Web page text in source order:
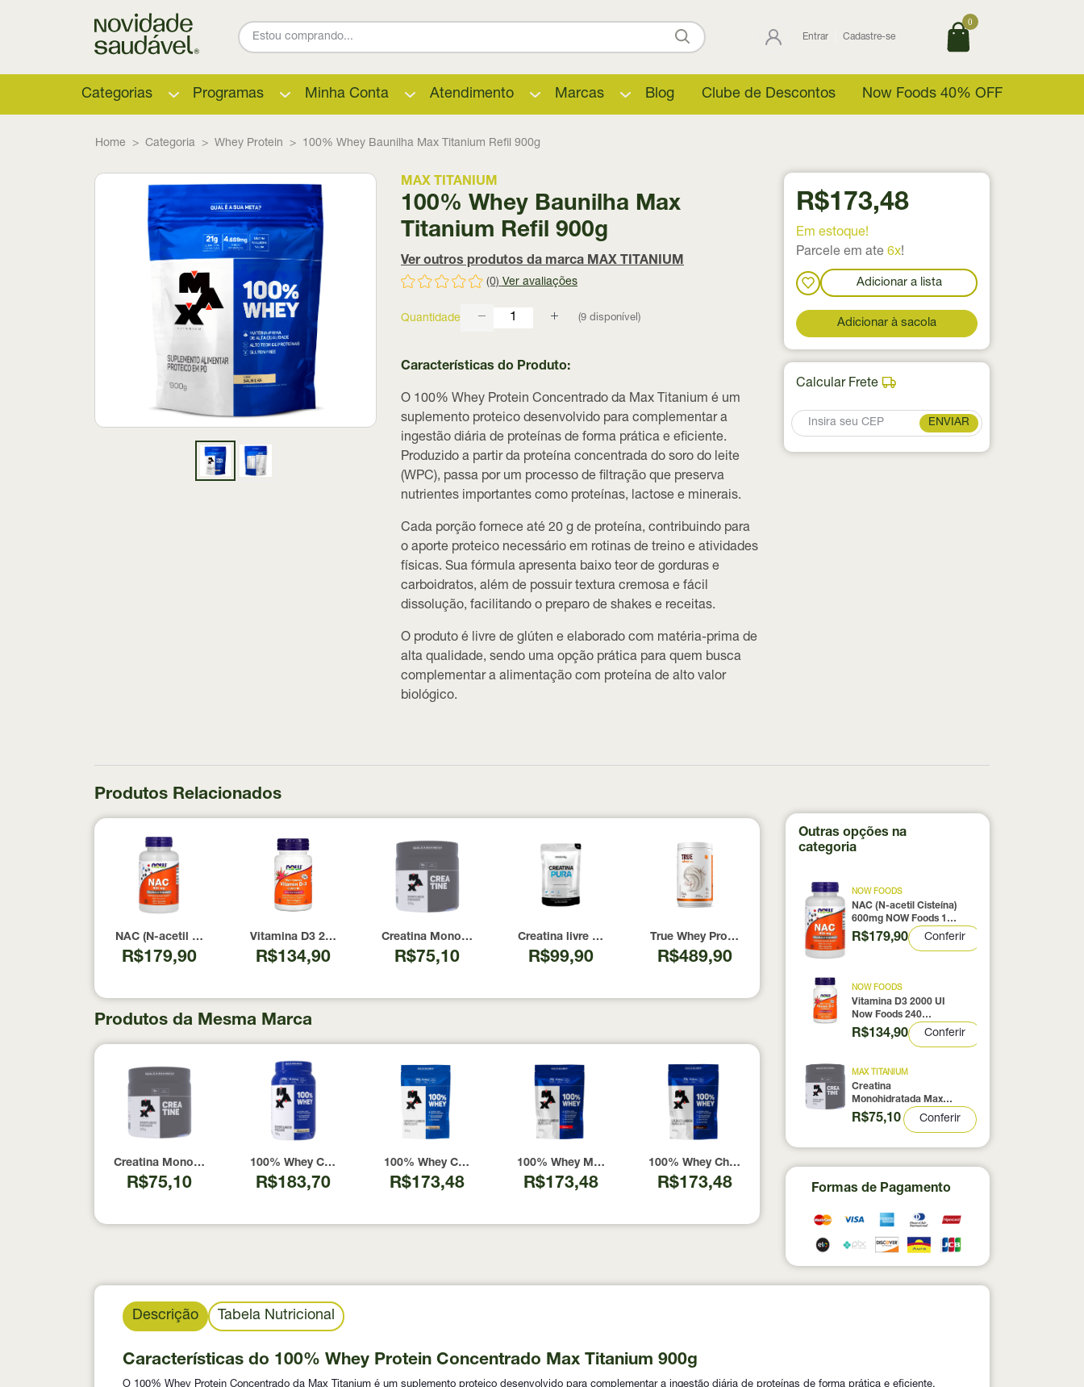
Entrar Cadastre-se
0
Categorias Programas Minha Conta Atendimento Marcas Blog Clube de Descontos Now Foods 40% OFF
Home Categoria Whey Protein 100% Whey Baunilha Max Titanium Refil 900g
MAX TITANIUM
100% Whey Baunilha Max
Titanium Refil 900g
Ver outros produtos da marca MAX TITANIUM
(0) Ver avaliações
Quantidade (9 disponível)
Características do Produto:
O 100% Whey Protein Concentrado da Max Titanium é um
suplemento proteico desenvolvido para complementar a
ingestão diária de proteínas de forma prática e eficiente.
Produzido a partir da proteína concentrada do soro do leite
(WPC), passa por um processo de filtração que preserva
nutrientes importantes como proteínas, lactose e minerais.
Cada porção fornece até 20 g de proteína, contribuindo para
o aporte proteico necessário em rotinas de treino e atividades
físicas. Sua fórmula apresenta baixo teor de gorduras e
carboidratos, além de possuirtextura cremosa e fácil
dissolução, facilitando o preparo de shakes e receitas.
O produto é livre de glúten e elaborado com matéria-prima de
alta qualidade, sendo uma opção prática para quem busca
complementar a alimentação com proteína de alto valor
biológico.
R$173,48
Em estoque!
Parcele em ate 6x!
Adicionar a lista
Adicionar à sacola
Calcular Frete
ENVIAR
Produtos Relacionados
NAC (N-acetil Cisteína) 600mg NOW Foods 100 Cápsulas
R$179,90
Vitamina D3 2000 UI Now Foods 240 Cápsulas
R$134,90
Creatina Monohidratada Max Titanium 300g
R$75,10
Creatina livre de metais pesados 100% pura com Laudo 300g Neobody Nutrition
R$99,90
True Whey Protein Coconut Icecream True Source 837g
R$489,90
Produtos da Mesma Marca
Creatina Monohidratada Max Titanium 300g
R$75,10
100% Whey Cookies & Cream Max Titanium Pote 900g
R$183,70
100% Whey Cookies & Cream Max Titanium Refil 900g
R$173,48
100% Whey Morango Max Titanium Refil 900g
R$173,48
100% Whey Chocolate Max Titanium Refil 900g
R$173,48
Outras opções na
categoria
NOW FOODS
NAC (N-acetil Cisteína)
600mg NOW Foods 100
Cápsulas
R$179,90 Conferir
NOW FOODS
Vitamina D3 2000 UI
Now Foods 240
Cápsulas
R$134,90 Conferir
MAX TITANIUM
Creatina
Monohidratada Max
Titanium 300g
R$75,10 Conferir
Formas de Pagamento
Descrição Tabela Nutricional
Características do 100% Whey Protein Concentrado Max Titanium 900g